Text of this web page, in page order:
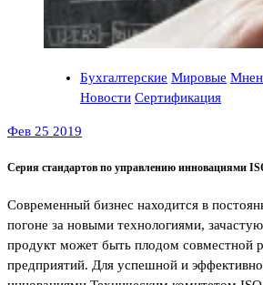
Бухгалтерские Мировые
Новости Сертификация
Фев 25 2019
Серия стандартов по управлению инновациями
Современный бизнес находится в
погоне за новыми технологиями,
продукт может быть плодом совместной
предприятий. Для успешной и